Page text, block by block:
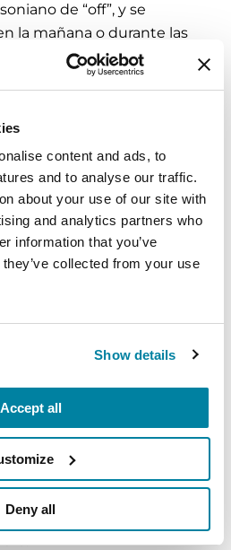
content and ads, to
and to analyse our traffic.
about your use of our site with
and analytics partners who
information that you’ve
collected from your use
Show details
Accept all
Deny all
de “off”, y se
la mañana o durante las
del medicamento. En caso
debe observar al
apreciar la relación entre la
medicamento.
la distonía del
con la actividad física, o
la medicación
de levodopa (Sinemet®)
dopamina. Cuando la
el período de “off”. En
inyección subcutánea de
efecto en minutos. Los
cerebral
neuroquirúrgico que
y activación de